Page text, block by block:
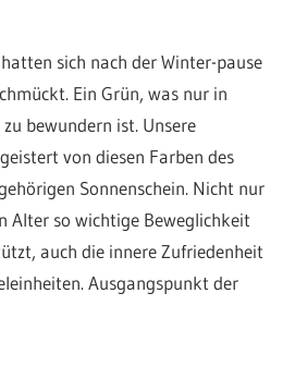
sich nach der Winter-pause
Ein Grün, was nur in
bewundern ist. Unsere
von diesen Farben des
Sonnenschein. Nicht nur
Alter so wichtige Beweglichkeit
auch die innere Zufriedenheit
Ausgangspunkt der